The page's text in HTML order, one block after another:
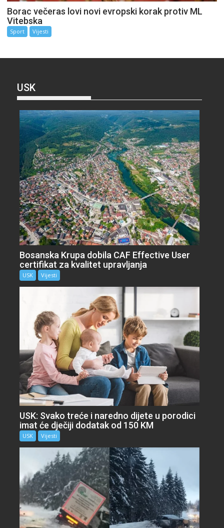
Borac večeras lovi novi evropski korak protiv ML
Vitebska
Sport Vijesti
USK
Bosanska Krupa dobila CAF Effective User
certifikat za kvalitet upravljanja
USK Vijesti
USK: Svako treće i naredno dijete u porodici
imat će dječiji dodatak od 150 KM
USK Vijesti